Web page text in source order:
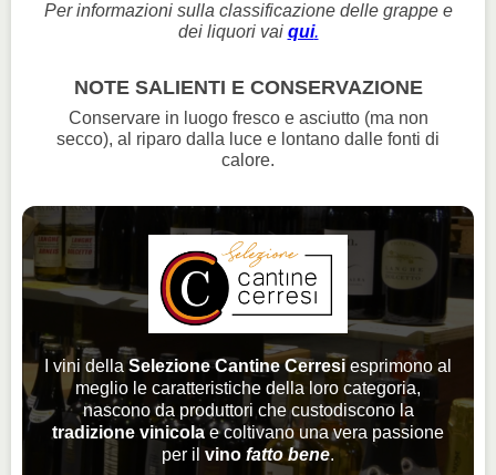
Per informazioni sulla classificazione delle grappe e
dei liquori vai qui.
NOTE SALIENTI E CONSERVAZIONE
Conservare in luogo fresco e asciutto (ma non
secco), al riparo dalla luce e lontano dalle fonti di
calore.
I vini della Selezione Cantine Cerresi esprimono al
meglio le caratteristiche della loro categoria,
nascono da produttori che custodiscono la
tradizione vinicolae coltivano una vera passione
per il vino fatto bene.